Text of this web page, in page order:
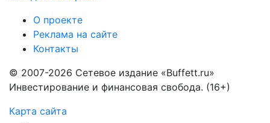
О проекте
Реклама на сайте
Контакты
© 2007-2026 Сетевое издание «Buffett.ru»
Инвестирование и финансовая свобода. (16+)
Карта сайта